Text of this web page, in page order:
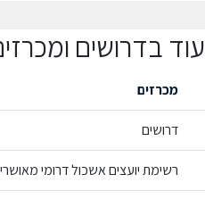
עוד בדרושים
מכרזים
דרושים
רשימת יועצים אשכול דרומי